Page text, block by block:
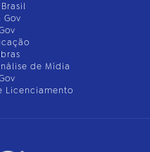
Gov
de Mídia
Licenciamento